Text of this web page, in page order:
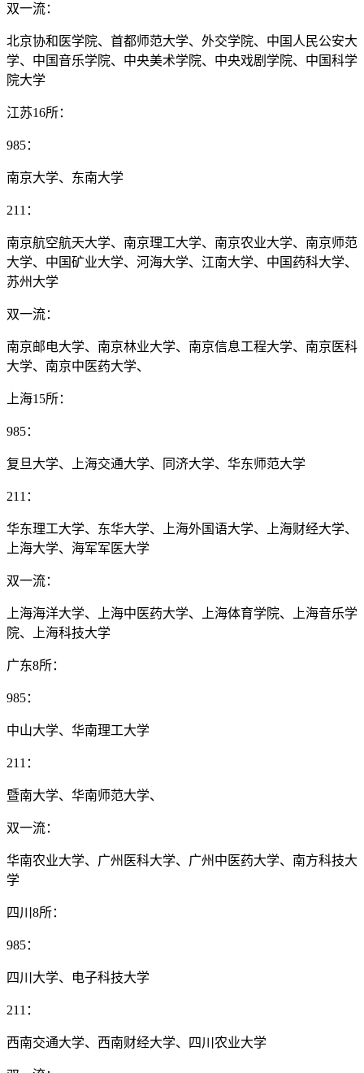
双一流：
北京协和医学院、首都师范大学、外交学院、中国人民公安大
学、中国音乐学院、中央美术学院、中央戏剧学院、中国科学
院大学
江苏16所：
985：
南京大学、东南大学
211：
南京航空航天大学、南京理工大学、南京农业大学、南京师范
大学、中国矿业大学、河海大学、江南大学、中国药科大学、
苏州大学
双一流：
南京邮电大学、南京林业大学、南京信息工程大学、南京医科
大学、南京中医药大学、
上海15所：
985：
复旦大学、上海交通大学、同济大学、华东师范大学
211：
华东理工大学、东华大学、上海外国语大学、上海财经大学、
上海大学、海军军医大学
双一流：
上海海洋大学、上海中医药大学、上海体育学院、上海音乐学
院、上海科技大学
广东8所：
985：
中山大学、华南理工大学
211：
暨南大学、华南师范大学、
双一流：
华南农业大学、广州医科大学、广州中医药大学、南方科技大
学
四川8所：
985：
四川大学、电子科技大学
211：
西南交通大学、西南财经大学、四川农业大学